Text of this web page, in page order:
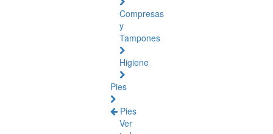
Compresas
y
Tampones
Higiene
Pies
Pies
Ver